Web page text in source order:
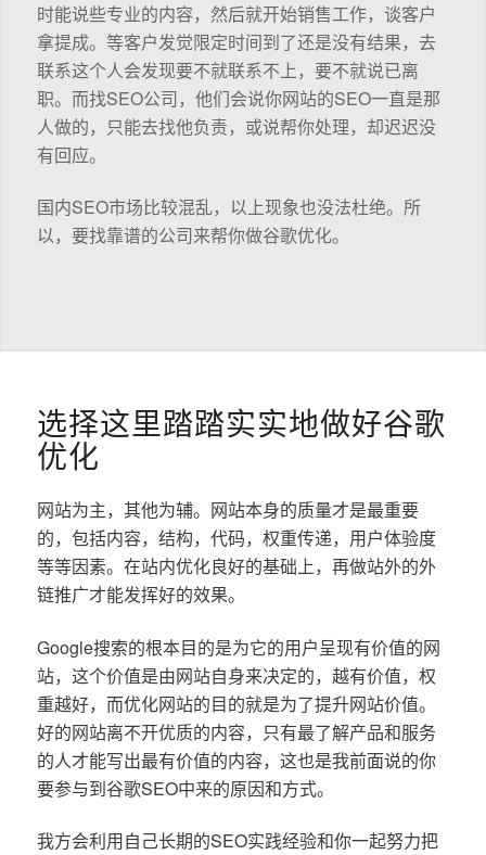
时能说些专业的内容，然后就开始销售工作，谈客户
拿提成。等客户发觉限定时间到了还是没有结果，去
联系这个人会发现要不就联系不上，要不就说已离
职。而找SEO公司，他们会说你网站的SEO一直是那
人做的，只能去找他负责，或说帮你处理，却迟迟没
有回应。
国内SEO市场比较混乱，以上现象也没法杜绝。所
以，要找靠谱的公司来帮你做谷歌优化。
选择这里踏踏实实地做好谷歌
优化
网站为主，其他为辅。网站本身的质量才是最重要
的，包括内容，结构，代码，权重传递，用户体验度
等等因素。在站内优化良好的基础上，再做站外的外
链推广才能发挥好的效果。
Google搜索的根本目的是为它的用户呈现有价值的网
站，这个价值是由网站自身来决定的，越有价值，权
重越好，而优化网站的目的就是为了提升网站价值。
好的网站离不开优质的内容，只有最了解产品和服务
的人才能写出最有价值的内容，这也是我前面说的你
要参与到谷歌SEO中来的原因和方式。
我方会利用自己长期的SEO实践经验和你一起努力把